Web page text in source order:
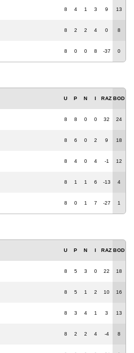
8 4 1 3 9 13
8 2 2 4 0 8
8 0 0 8 -37 0
U P N I RAZ BOD
8 8 0 0 32 24
8 6 0 2 9 18
8 4 0 4 -1 12
8 1 1 6 -13 4
8 0 1 7 -27 1
U P N I RAZ BOD
8 5 3 0 22 18
8 5 1 2 10 16
8 3 4 1 3 13
8 2 2 4 -4 8